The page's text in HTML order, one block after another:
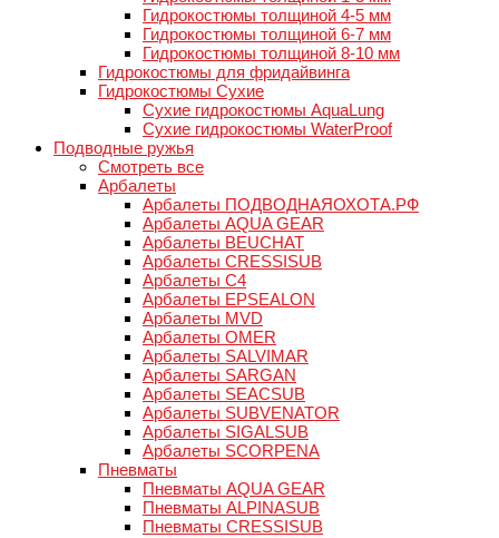
Гидрокостюмы толщиной 4-5 мм
Гидрокостюмы толщиной 6-7 мм
Гидрокостюмы толщиной 8-10 мм
Гидрокостюмы для фридайвинга
Гидрокостюмы Сухие
Сухие гидрокостюмы AquaLung
Сухие гидрокостюмы WaterProof
Подводные ружья
Смотреть все
Арбалеты
Арбалеты ПОДВОДНАЯОХОТА.РФ
Арбалеты AQUA GEAR
Арбалеты BEUCHAT
Арбалеты CRESSISUB
Арбалеты C4
Арбалеты EPSEALON
Арбалеты MVD
Арбалеты OMER
Арбалеты SALVIMAR
Арбалеты SARGAN
Арбалеты SEACSUB
Арбалеты SUBVENATOR
Арбалеты SIGALSUB
Арбалеты SCORPENA
Пневматы
Пневматы AQUA GEAR
Пневматы ALPINASUB
Пневматы CRESSISUB